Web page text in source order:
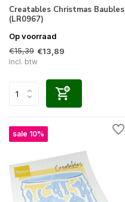
Creatables Christmas Baubles
(LR0967)
Op voorraad
€15,39 €13,89
Incl. btw
sale 10%